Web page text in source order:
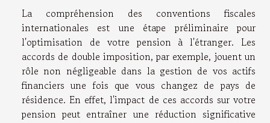
La compréhension des conventions fiscales
internationales est une étape préliminaire pour
l'optimisation de votre pension à l'étranger. Les
accords de double imposition, par exemple, jouent un
rôle non négligeable dans la gestion de vos actifs
financiers une fois que vous changez de pays de
résidence. En effet, l'impact de ces accords sur votre
pension peut entraîner une réduction significative